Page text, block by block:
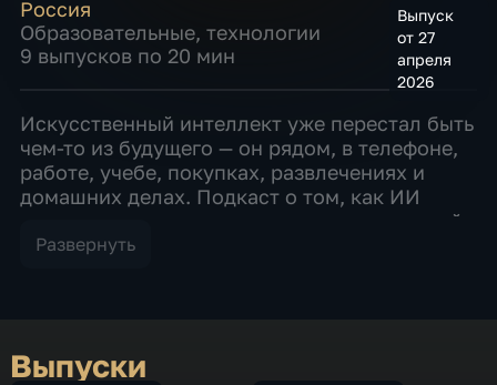
Выпуск
от 27
апреля
2026
Россия
Образовательные,технологии
9 выпусков по 20 мин
Искусственный интеллект уже перестал быть
чем-то из будущего — он рядом, в телефоне,
работе, учебе, покупках, развлечениях и
домашних делах. Подкаст о том, как ИИ
незаметно становится частью повседневной
жизни, меняет привычки, помогает решать
Развернуть
Выпуски